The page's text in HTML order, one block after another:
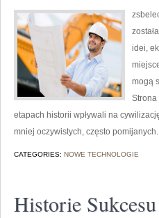
idei,
mogą
Strona
etapach historii wpływali na
mniej oczywistych, często
CATEGORIES: NOWE TECHNOLOGIE
Historie Sukcesu